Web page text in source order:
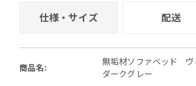
仕様・サイズ 配送
商品名:
無垢材ソファベッド
ダークグレー